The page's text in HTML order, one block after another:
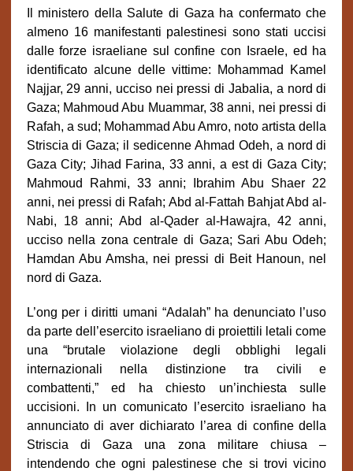
Il ministero della Salute di Gaza ha confermato che
almeno 16 manifestanti palestinesi sono stati uccisi
dalle forze israeliane sul confine con Israele, ed ha
identificato alcune delle vittime: Mohammad Kamel
Najjar, 29 anni, ucciso nei pressi di Jabalia, a nord di
Gaza; Mahmoud Abu Muammar, 38 anni, nei pressi di
Rafah, a sud; Mohammad Abu Amro, noto artista della
Striscia di Gaza; il sedicenne Ahmad Odeh, a nord di
Gaza City; Jihad Farina, 33 anni, a est di Gaza City;
Mahmoud Rahmi, 33 anni; Ibrahim Abu Shaer 22
anni, nei pressi di Rafah; Abd al-Fattah Bahjat Abd al-
Nabi, 18 anni; Abd al-Qader al-Hawajra, 42 anni,
ucciso nella zona centrale di Gaza; Sari Abu Odeh;
Hamdan Abu Amsha, nei pressi di Beit Hanoun, nel
nord di Gaza.
L’ong per i diritti umani “Adalah” ha denunciato l’uso
da parte dell’esercito israeliano di proiettili letali come
una “brutale violazione degli obblighi legali
internazionali nella distinzione tra civili e
combattenti,” ed ha chiesto un’inchiesta sulle
uccisioni. In un comunicato l’esercito israeliano ha
annunciato di aver dichiarato l’area di confine della
Striscia di Gaza una zona militare chiusa –
intendendo che ogni palestinese che si trovi vicino